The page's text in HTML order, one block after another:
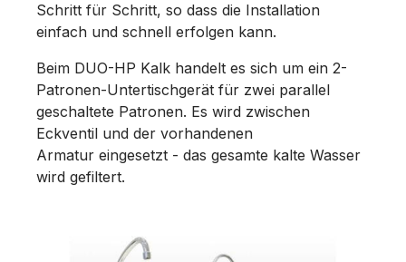
Schritt für Schritt, so dass die Installation
einfach und schnell erfolgen kann.
Beim DUO-HP Kalk handelt es sich um ein 2-
Patronen-Untertischgerät für zwei parallel
geschaltete Patronen. Es wird zwischen
Eckventil und der vorhandenen
Armatur eingesetzt - das gesamte kalte Wasser
wird gefiltert.